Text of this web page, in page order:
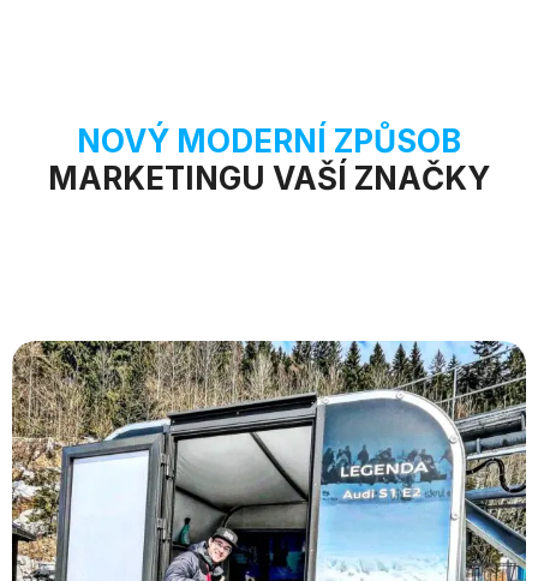
NOVÝ MODERNÍ ZPŮSOB
MARKETINGU VAŠÍ ZNAČKY